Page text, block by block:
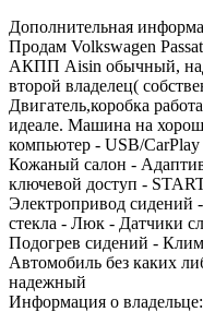
Дополнительная
Продам Volkswagеn
АКПП Aisin обычный,
второй владелец(
Двигатель,коробка
идеале. Машина на
компьютер - USB/
Кожаный салон -
ключевой доступ -
Электропривод сидений
стекла - Люк - Датчики
Подогрев сидений -
Автомoбиль без каких
надежный
Информация о владельце: